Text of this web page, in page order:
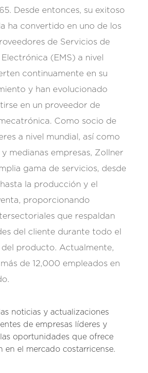
Desde entonces, su exitoso
ha convertido en uno de los
de Servicios de
(EMS) a nivel
continuamente en su
y han evolucionado
en un proveedor de
Como socio de
a nivel mundial, así como
medianas empresas, Zollner
gama de servicios, desde
la producción y el
proporcionando
que respaldan
del cliente durante todo el
producto. Actualmente,
de 12,000 empleados en
noticias y actualizaciones
de empresas líderes y
oportunidades que ofrece
en el mercado costarricense.